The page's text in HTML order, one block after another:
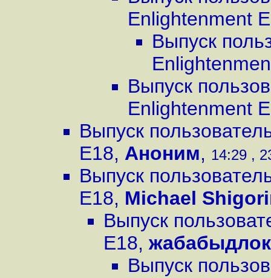
Enlightenment
Выпуск
Выпуск
Enlightenment
Выпуск
E18, Аноним, 14:29 ,
Выпуск
E18, Michael
Выпуск
E18,
Выпуск